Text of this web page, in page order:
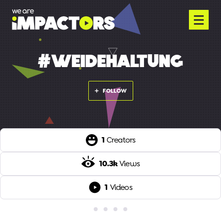
#WEIDEHALTUNG
FOLLOW
1 Creators
10.3kViews
1 Videos